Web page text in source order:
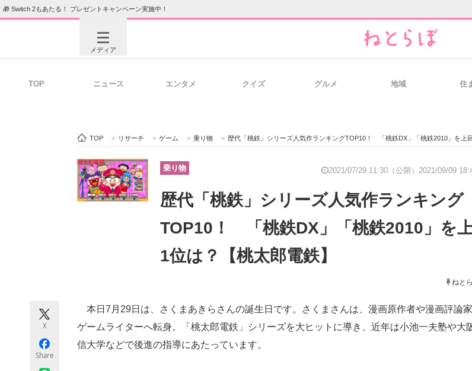
🎁 Switch 2もあたる！ プレゼントキャンペーン実施中！
メディア
ビジネスと働き方のヒント
ちょっと気になるネットの話題
TOP ニュース エンタメ クイズ グルメ 地域 住
TOP > リサーチ > ゲーム > 乗り物 > 歴代「桃鉄」シリーズ人気作ランキングTOP10！ 「桃鉄DX」「桃鉄2010」を上回る1位は？【桃
乗り物 2021/07/29 11:30（公開） 2021/09/09
歴代「桃鉄」シリーズ人気作ランキング
TOP10！ 「桃鉄DX」「桃鉄2010」を
1位は？【桃太郎電鉄】
ねと
X
Share
本日7月29日は、さくまあきらさんの誕生日です。さくまさんは、漫画原作者や漫画評論
ゲームライターへ転身。「桃太郎電鉄」シリーズを大ヒットに導き、近年は小池一夫塾や大
信大学などで後進の指導にあたっています。